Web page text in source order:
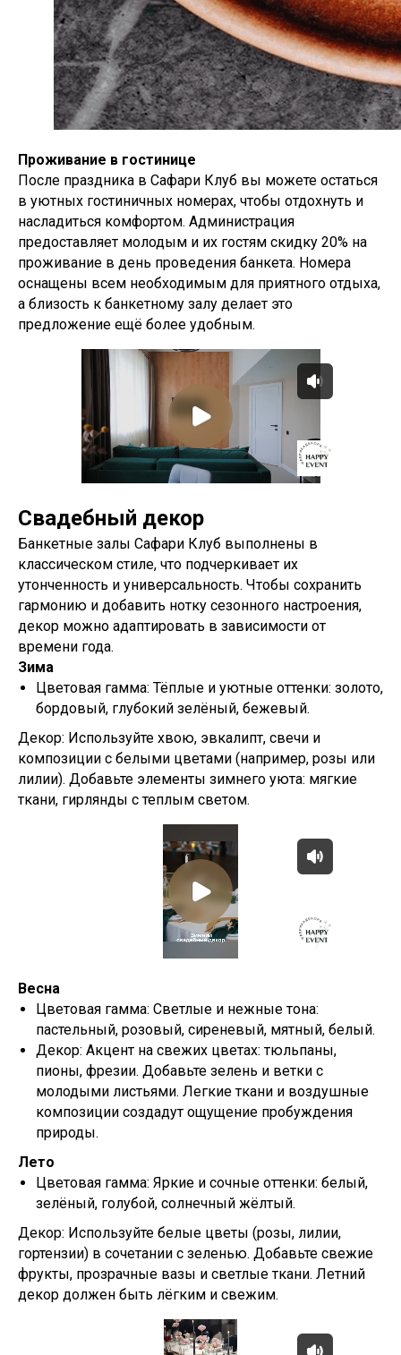
Проживание в гостинице
После праздника в Сафари Клуб вы можете остаться
в уютных гостиничных номерах, чтобы отдохнуть и
насладиться комфортом. Администрация
предоставляет молодым и их гостям скидку 20% на
проживание в день проведения банкета. Номера
оснащены всем необходимым для приятного отдыха,
а близость к банкетному залу делает это
предложение ещё более удобным.
Свадебный декор
Банкетные залы Сафари Клуб выполнены в
классическом стиле, что подчеркивает их
утонченность и универсальность. Чтобы сохранить
гармонию и добавить нотку сезонного настроения,
декор можно адаптировать в зависимости от
времени года.
Зима
Цветовая гамма: Тёплые и уютные оттенки: золото,
бордовый, глубокий зелёный, бежевый.
Декор: Используйте хвою, эвкалипт, свечи и
композиции с белыми цветами (например, розы или
лилии). Добавьте элементы зимнего уюта: мягкие
ткани, гирлянды с теплым светом.
Весна
Цветовая гамма: Светлые и нежные тона:
пастельный, розовый, сиреневый, мятный, белый.
Декор: Акцент на свежих цветах: тюльпаны,
пионы, фрезии. Добавьте зелень и ветки с
молодыми листьями. Легкие ткани и воздушные
композиции создадут ощущение пробуждения
природы.
Лето
Цветовая гамма: Яркие и сочные оттенки: белый,
зелёный, голубой, солнечный жёлтый.
Декор: Используйте белые цветы (розы, лилии,
гортензии) в сочетании с зеленью. Добавьте свежие
фрукты, прозрачные вазы и светлые ткани. Летний
декор должен быть лёгким и свежим.